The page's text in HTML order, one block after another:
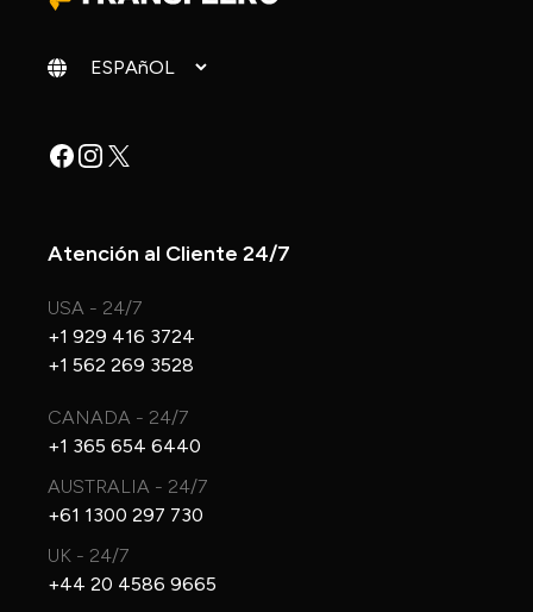
Cambiar idioma
Facebook
Instagram
X
Atención al Cliente 24/7
USA - 24/7
+1 929 416 3724
+1 562 269 3528
CANADA - 24/7
+1 365 654 6440
AUSTRALIA - 24/7
+61 1300 297 730
UK - 24/7
+44 20 4586 9665